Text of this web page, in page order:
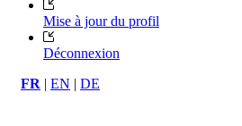
Mise à jour du profil
Déconnexion
FR | EN | DE